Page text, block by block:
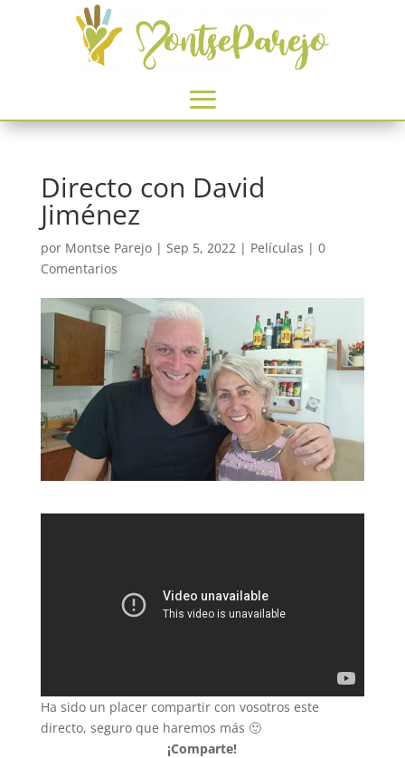
Directo con David
Jiménez
por Montse Parejo| Sep 5, 2022| Películas | 0
Comentarios
Ha sido un placer compartir con vosotros este
directo, seguro que haremos más 🙂
¡Comparte!